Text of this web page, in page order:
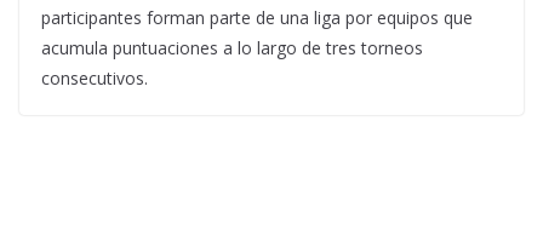
participantes forman parte de una liga por equipos que
acumula puntuaciones a lo largo de tres torneos
consecutivos.